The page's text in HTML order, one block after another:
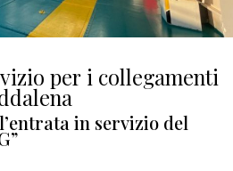
per i collegamenti
in servizio del